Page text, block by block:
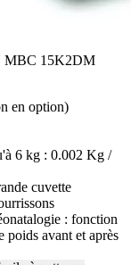
MBC 15K2DM
en option)
6 kg : 0.002 Kg /
cuvette
: fonction
poids avant et après